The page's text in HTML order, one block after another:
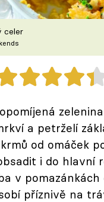
TV
celer
a petrželí
od omáček
i do hlavní
v pomazánkách
příznivě na